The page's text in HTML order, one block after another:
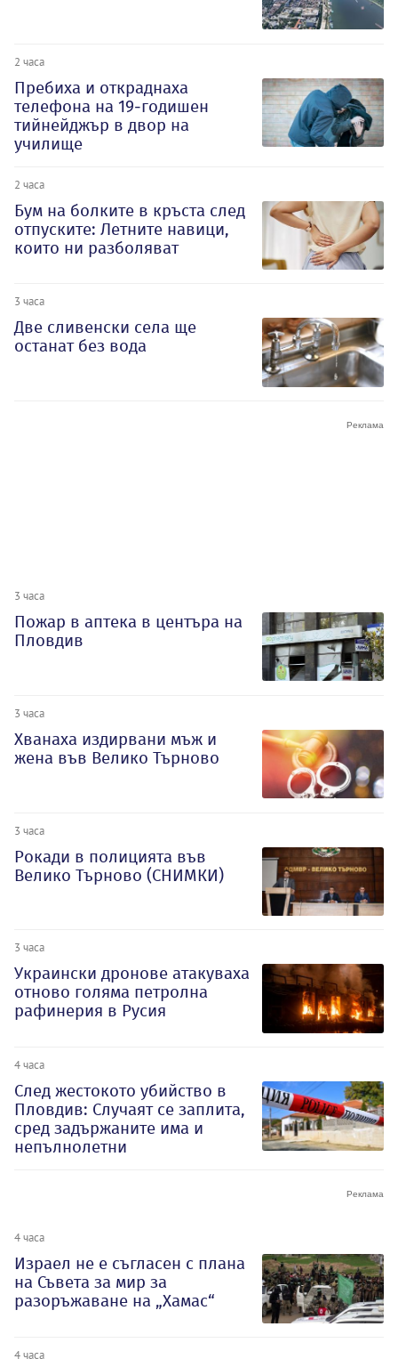
2 часа
Пребиха и откраднаха
телефона на 19-годишен
тийнейджър в двор на
училище
2 часа
Бум на болките в кръста след
отпуските: Летните навици,
които ни разболяват
3 часа
Две сливенски села ще
останат без вода
3 часа
Пожар в аптека в центъра на
Пловдив
3 часа
Хванаха издирвани мъж и
жена във Велико Търново
3 часа
Рокади в полицията във
Велико Търново (СНИМКИ)
3 часа
Украински дронове атакуваха
отново голяма петролна
рафинерия в Русия
4 часа
След жестокото убийство в
Пловдив: Случаят се заплита,
сред задържаните има и
непълнолетни
4 часа
Израел не е съгласен с плана
на Съвета за мир за
разоръжаване на „Хамас“
4 часа